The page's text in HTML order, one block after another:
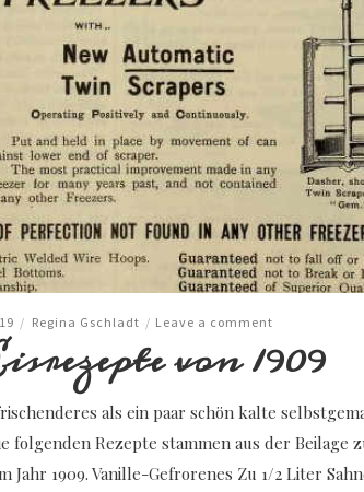
/ Regina Gschladt / Leave a comment
von 1909
als ein paar schön kalte
folgenden Rezepte stammen aus der Beilage
Jahr 1909. Vanille-Gefrorenes Zu 1/2 Liter